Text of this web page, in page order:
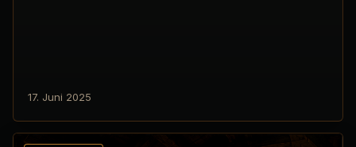
17. Juni 2025